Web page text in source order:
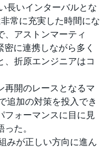
長いインターバルとな
常に充実した時間にな
、アストンマーティ
密に連携しながら多く
、折原エンジニアはコ
開のレースとなるマ
追加の対策を投入でき
フォーマンスに目に見
た。
みが正しい方向に進ん